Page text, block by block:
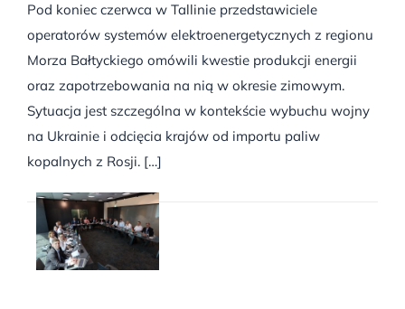
Pod koniec czerwca w Tallinie przedstawiciele
operatorów systemów elektroenergetycznych z regionu
Morza Bałtyckiego omówili kwestie produkcji energii
oraz zapotrzebowania na nią w okresie zimowym.
Sytuacja jest szczególna w kontekście wybuchu wojny
na Ukrainie i odcięcia krajów od importu paliw
kopalnych z Rosji. […]